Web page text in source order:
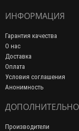
ИНФОРМАЦИЯ
Гарантия качества
О нас
Доставка
Оплата
Условия соглашения
Анонимность
ДОПОЛНИТЕЛЬНО
Производители